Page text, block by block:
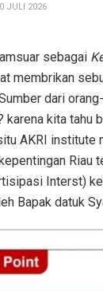
JULI 2026
sebagai
membrikan
dari
karena kita tahu
AKRI institute
Riau
Interst)
Bapak datuk